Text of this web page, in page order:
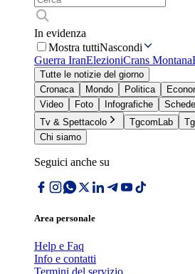
In evidenza
Mostra tuttiNascondi
Guerra IranElezioniCrans Montana
Tutte le notizie del giorno
Cronaca
Mondo Politica
Video
Foto Infografiche
Schede
Tv & Spettacolo
TgcomLab
Chi siamo
Seguici anche su
Area personale
Help e Faq
Info e contatti